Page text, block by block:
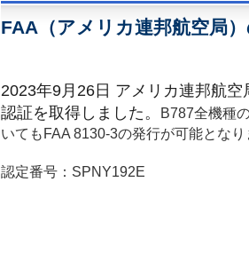
FAA（アメリカ連邦航空局
2023年9月26日 アメリカ連邦航
認証を取得しました。
B787全機種
いてもFAA 8130-3の発行が可能となり
認定番号：SPNY192E